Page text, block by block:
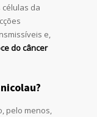
da
e,
do câncer
pelo menos,